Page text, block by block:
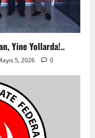
Yine Yollarda!..
5, 2026 0